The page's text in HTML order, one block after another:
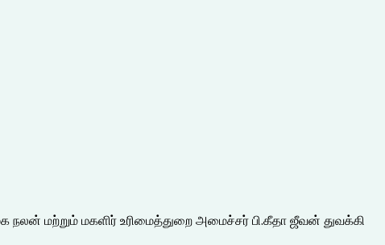
மற்றும் மகளிர் உரிமைத்துறை அமைச்சர் பி.கீதா ஜீவன் துவக்கி